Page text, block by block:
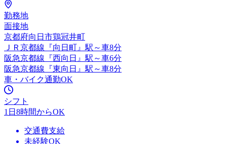
勤務地
面接地
京都府向日市鶏冠井町
ＪＲ京都線『向日町』駅～車8分
阪急京都線『西向日』駅～車6分
阪急京都線『東向日』駅～車8分
車・バイク通勤OK
シフト
1日8時間からOK
交通費支給
未経験OK